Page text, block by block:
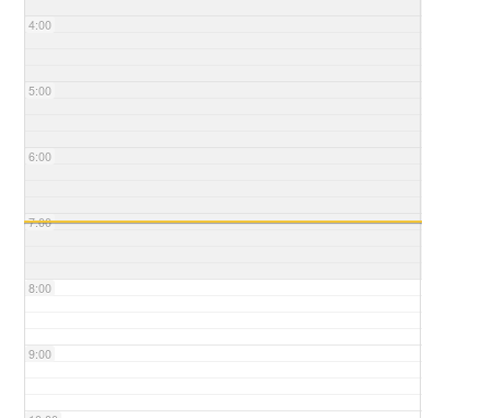
4:00
5:00
6:00
7:00
8:00
9:00